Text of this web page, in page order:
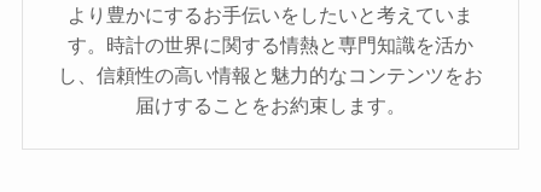
より豊かにするお手伝いをしたいと考えていま
す。時計の世界に関する情熱と専門知識を活か
し、信頼性の高い情報と魅力的なコンテンツをお
届けすることをお約束します。